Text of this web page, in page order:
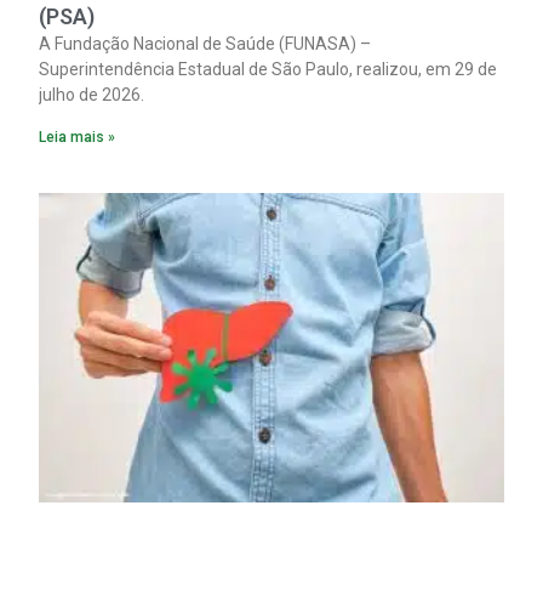
(PSA)
A Fundação Nacional de Saúde (FUNASA) –
Superintendência Estadual de São Paulo, realizou, em 29 de
julho de 2026.
Leia mais »